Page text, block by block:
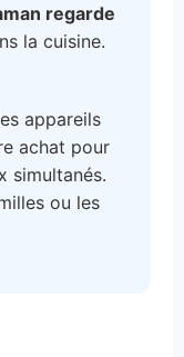
regarde
la cuisine.
appareils
achat pour
simultanés.
ou les